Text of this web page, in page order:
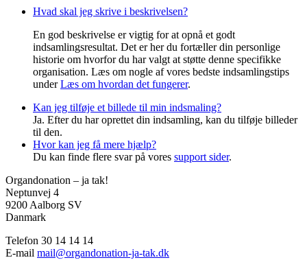
Hvad skal jeg skrive i beskrivelsen?
En god beskrivelse er vigtig for at opnå et godt
indsamlingsresultat. Det er her du fortæller din personlige
historie om hvorfor du har valgt at støtte denne specifikke
organisation. Læs om nogle af vores bedste indsamlingstips
underLæs om hvordan det fungerer.
Kan jeg tilføje et billede til min indsmaling?
Ja. Efter du har oprettet din indsamling, kan du tilføje billeder
til den.
Hvor kan jeg få mere hjælp?
Du kan finde flere svar på vores support sider.
Organdonation – ja tak!
Neptunvej 4
9200 Aalborg SV
Danmark
Telefon 30 14 14 14
E-mail mail@organdonation-ja-tak.dk